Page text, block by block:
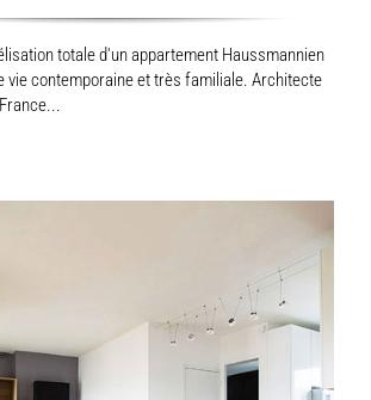
totale d'un appartement Haussmannien
vie contemporaine et très familiale. Architecte